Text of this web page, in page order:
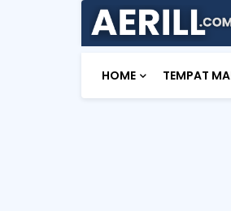
HOME TEMPAT